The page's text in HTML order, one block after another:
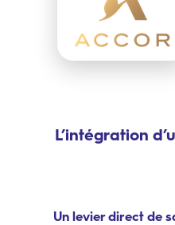
L’intégration
Un levier direct de